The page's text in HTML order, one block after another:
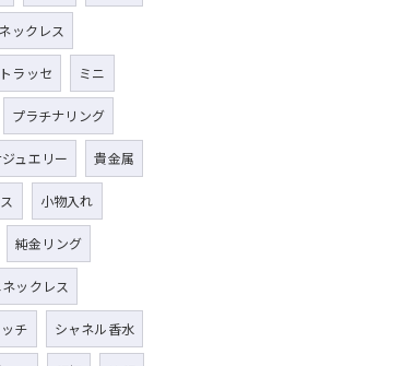
ックレス
ラッセ ミニ
プラチナリング
ュエリー 貴金属
小物入れ
純金リング
ックレス
チ シャネル香水